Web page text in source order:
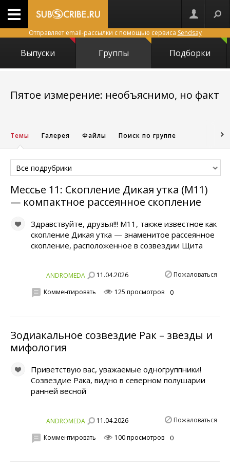
Отправляет email-рассылки с помощью сервиса Sendsay
Выпуски Группы Подборки
Пятое измерение: необъяснимо, но факт
Темы Галерея Файлы Поиск по группе
Все подрубрики
Мессье 11: Скопление Дикая утка (М11)
— компактное рассеянное скопление
Здравствуйте, друзья!!! M11, также известное как
скопление Дикая утка — знаменитое рассеянное
скопление, расположенное в созвездии Щита
ANDROMEDA 11.04.2026 Пожаловаться
Комментировать 125 просмотров 0
Зодиакальное созвездие Рак – звезды и
мифология
Приветствую вас, уважаемые одногруппники!
Созвездие Рака, видно в северном полушарии
ранней весной
ANDROMEDA 11.04.2026 Пожаловаться
Комментировать 100 просмотров 0